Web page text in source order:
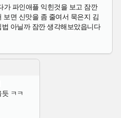
가 파인애플 익힌것을 보고 잠깐
보면 신맛을 좀 줄여서 묵은지 김
아닐까 잠깐 생각해보았읍니다
ㅋㅋ